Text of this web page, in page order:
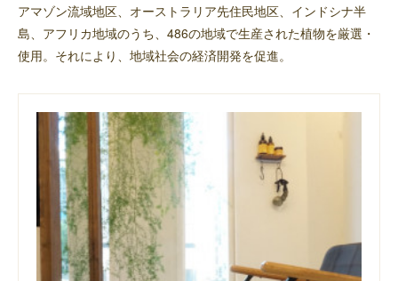
アマゾン流域地区、オーストラリア先住民地区、インドシナ半
島、アフリカ地域のうち、486の地域で生産された植物を厳選・
使用。それにより、地域社会の経済開発を促進。